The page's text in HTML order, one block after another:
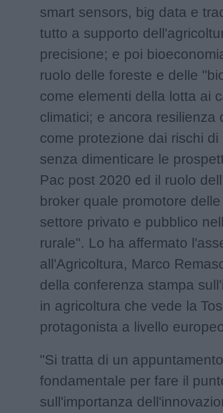
smart sensors, big data e
tutto a supporto
precisione; e poi
ruolo delle foreste e delle
come elementi della lotta ai
climatici; e ancora resilienza
come protezione dai rischi di
senza dimenticare le
Pac post 2020 ed il ruolo
broker quale promotore
settore privato e pubblico
rurale". Lo ha affermato
all'Agricoltura, Marco
della conferenza stampa
in agricoltura che vede la
protagonista a livello
"Si tratta di un appuntamento
fondamentale per fare il
sull'importanza